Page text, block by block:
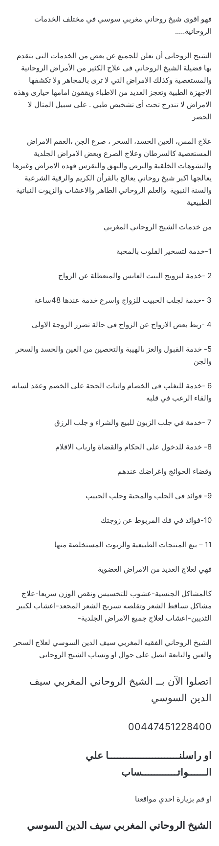
فهو اقوى شيخ روحاني مغربي سوسي في مختلف الخدمات
الروحانية…..
الشيخ الروحاني أن نعلن للجميع عن بعض من الخدمات التي يتقدم
بها فضيلة الشيخ الروحاني فى علاج الكثير من الأمراض الروحانية
والمستعصية وكذلك الامراض التي لا ترى بالمجاهر ولا تكشفها
الاجهزة الطبية وتعجز العديد من الاطباء ويقفون امامها حيارى وهذه
الامراض لا تندرج تحت أى تشخيص طبي . على سبيل المثال لا
الحصر
علاج المس، العين الحسد، السحر ، صرع الجن ،العقم الامراض
المستعصية كالسرطان وعلاج الصرع وبعض الامراض الجلدية
والتشوهات الخلقية والبرص والبهق والنقرس فهذه الامراض وغيرها
يعالجها اكبر شيخ روحاني يعالج بالقرأن الكريم والرقية الشرعية
والسنة النبوية والعلم الروحاني الطاهر والاعشاب والزيوت النباتية
الطبيعية
من خدمات الشيخ الروحاني المغربي
1-خدمة لتسخير القلوب بالمحبة
2 -خدمة لتزويج البنت العانس والمتعطلة عن الزواج
3 -خدمة لجلب الحبيب للزواج واسرع خدمة عندها 48ساعة
4 -ربط بعض الازواج عن الزواج في حالة تضرر الزوجة الاولى
5- خدمة القبول والعز ىالهيبة والتحصين من العين والحسد والسحر
والجن
6 -خدمة للتغلب في الخصام واثبات الحجة على الخصم وعقد لسانه
والقاء الرعب في قلبه
7 -خدمة في جلب الزبون للبيع والشراء و جلب الرزق
8- خدمة للدخول على الحكام والقضاة وارباب الاقلام
وقضاء الحوائج واغراضك عندهم
9- فوائد في الجلب والمحبة وجلب الحبيب
10-فوائد في فك المربوط عن زوجتك
11 – بيع المنتجات الطبيعية والزيوت المستخلصة منها
فهي لعلاج العديد من الامراض العضوية
كالمشاكل الجنسية-عشوب للتخسيس ونقص الوزن سريعا-علاج
مشاكل تساقط الشعر وتقلصه تسريح الشعر المجعد-اعشاب لكبير
الثديين-اعشاب لعلاج جميع الامراض الجلدية-
الشيخ الروحاني الفقيه المغربي سيف الدين السوسي لعلاج السحر
والعين والتابعة اتصل علي جوال او وتساب الشيخ الروحاني
اتصلوا الآن بــ الشيخ الروحاني المغربي سيف
الدين السوسي
00447451228400
او راسلنــــــــــــــــــــــــا علي
الــــــواتــــــــــــساب
او قم بزيارة احدي مواقعنا
الشيخ الروحاني المغربي سيف الدين السوسي